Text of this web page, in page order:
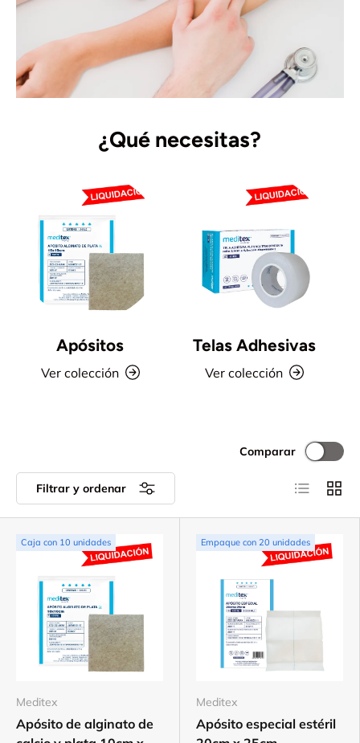
¿Qué necesitas?
Apósitos
Ver colección
Telas Adhesivas
Ver colección
Filtrar y ordenar
Comparar
Lista
Caja con 10 unidades
Meditex
Apósito de alginato de
Empaque con 20 unidades
Meditex
Apósito especial estéril